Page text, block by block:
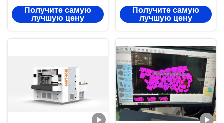
головой IB1660 с
диапазоном резки
Получите самую
лучшую цену
кожи Неметальная
машина для резки
Получите самую
лучшую цену